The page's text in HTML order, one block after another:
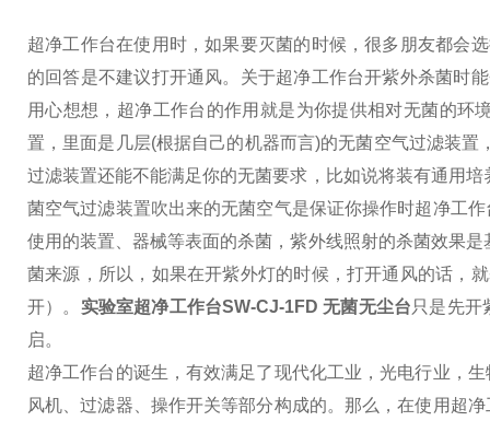
超净工作台在使用时，如果要灭菌的时候，很多朋友都会
的回答是不建议打开通风。 关于超净工作台开紫外杀菌时
用心想想，超净工作台的作用就是为你提供相对无菌的环
置，里面是几层(根据自己的机器而言)的无菌空气过滤装
过滤装置还能不能满足你的无菌要求，比如说将装有通用
菌空气过滤装置吹出来的无菌空气是保证你操作时超净工
使用的装置、器械等表面的杀菌，紫外线照射的杀菌效果
菌来源，所以，如果在开紫外灯的时候，打开通风的话，
开）。 实验室超净工作台SW-CJ-1FD 无菌无尘台 只是先开
启。
超净工作台的诞生，有效满足了现代化工业，光电行业，
风机、过滤器、操作开关等部分构成的。那么，在使用超